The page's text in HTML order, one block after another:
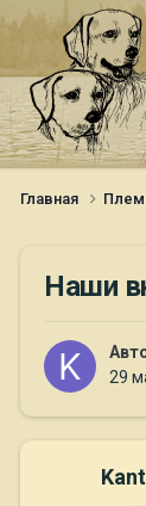
Главная
Наши
29